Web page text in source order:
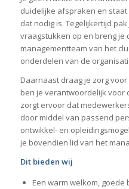
duidelijke afspraken en
dat nodig is. Tegelijkertijd
vraagstukken op en breng je
managementteam van het
onderdelen van de
Daarnaast draag je zorg
ben je verantwoordelijk voor
zorgt ervoor dat
door middel van passend
ontwikkel- en
je bovendien lid van het
Dit bieden wij
Een warm welkom,